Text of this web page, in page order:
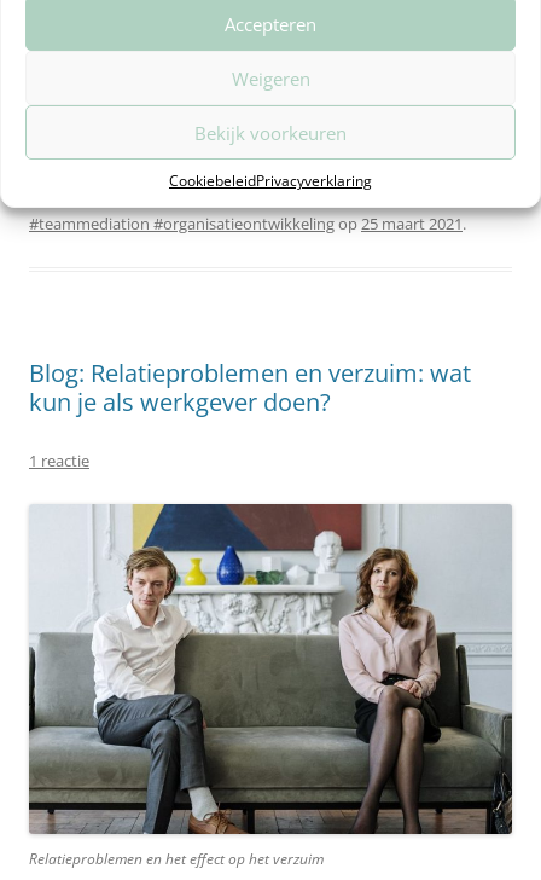
Accepteren
Weigeren
Bekijk voorkeuren
CookiebeleidPrivacyverklaring
wat er nodig is? Schakel dan op tijd advies en hulp in van
een derde. Hierdoor voorkom je verdere escalatie, verzuim,
ontslag, daling van de productiviteit en ontevreden
klanten.
Dit bericht werd geplaatst inBlog,Teamcoachingen getagged met
#teamontwikkeling #teamcoaching #coach #teambemiddeling
#teammediation #organisatieontwikkelingop25 maart 2021.
Blog: Relatieproblemen en verzuim: wat
kun je als werkgever doen?
1 reactie
Relatieproblemen en het effect op het verzuim